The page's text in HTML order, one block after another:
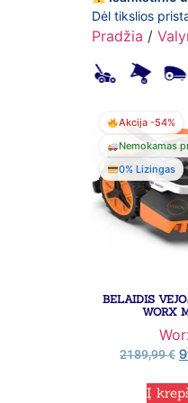
Dėl tikslios
Pradžia /
Akcija -54%
Nemokamas
0% Lizingas
BELAIDIS
WORX
2189,99€
Į